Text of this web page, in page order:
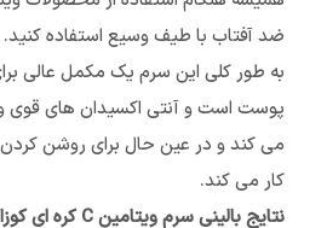
ضد آفتاب با طیف وسیع استفاده کنید.
به طور کلی این سرم یک مکمل عالی
پوست است و آنتی اکسیدان های قوی و
می کند و در عین حال برای روشن
کار می کند.
نتایج بالینی سرم ویتامین C کره ای کوزارکس در 4 هفته